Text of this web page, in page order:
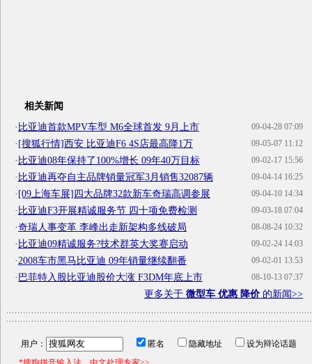
相关新闻
09-04-28 07:09
· 比亚迪首款MPV车型 M6全球首发 9月上市
09-05-07 11:12
·[搜狐行情]西安 比亚迪F6 4S店最高降1万
09-02-17 15:56
· 比亚迪08年保持了100%增长 09年40万目标
09-04-14 16:25
· 比亚迪再夺自主品牌销量冠军3月销售32087辆
09-04-10 14:34
·[09上海车展]四大品牌32款新车奇瑞高调参展
09-03-18 07:04
· 比亚迪F3开展精诚服务节 四十项免费检测
08-08-24 10:32
·奇瑞人事变革 李峰出走新架构多线破局
09-02-24 14:03
· 比亚迪09精诚服务?技术群英大奖赛启动
09-02-01 13:53
·2008车市黑马比亚迪 09年销量继续翻番
08-10-13 07:37
·巴菲特入股比亚迪股价大涨 F3DM年底上市
更多关于 微型车 优惠 降价的新闻>>
用户： 匿名 隐藏地址
设为辩论话题